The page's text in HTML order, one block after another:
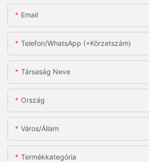
Email
Telefon/WhatsApp (+körzetszám)
Társaság Neve
Ország
Város/állam
Termékkategória